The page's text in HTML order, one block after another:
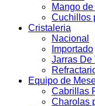
Mango
Cuchillos
Cristaleria
Nacional
Importado
Jarras De
Equipo de
Cabrillas
Charolas